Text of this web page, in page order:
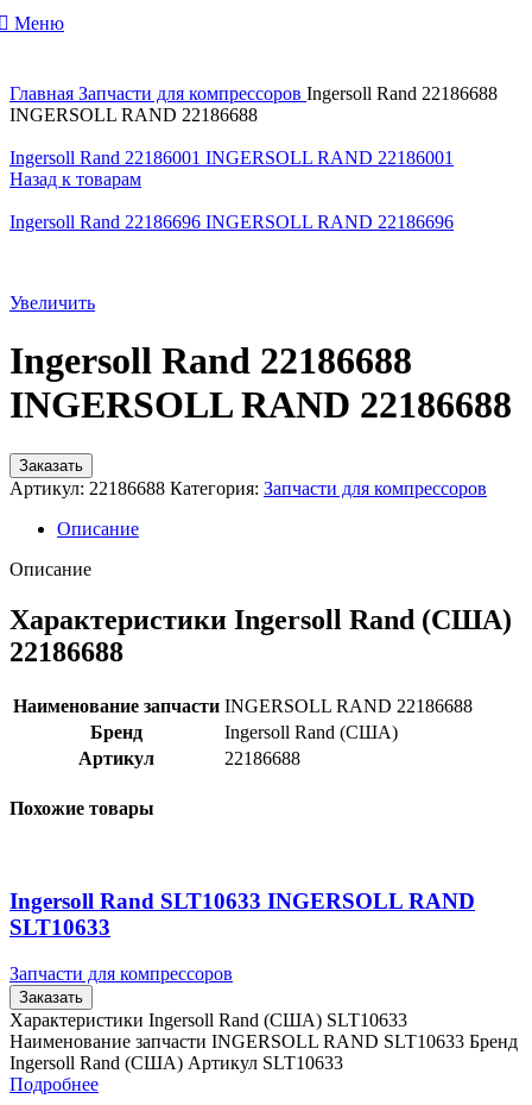
Меню
Главная Запчасти для компрессоров Ingersoll Rand 22186688
INGERSOLL RAND 22186688
Ingersoll Rand 22186001 INGERSOLL RAND 22186001
Назад к товарам
Ingersoll Rand 22186696 INGERSOLL RAND 22186696
Увеличить
Ingersoll Rand 22186688
INGERSOLL RAND 22186688
Заказать
Артикул: 22186688 Категория: Запчасти для компрессоров
Описание
Описание
Характеристики Ingersoll Rand (США)
22186688
Наименование запчасти INGERSOLL RAND 22186688
Бренд
Ingersoll Rand (США)
Артикул
22186688
Похожие товары
Ingersoll Rand SLT10633 INGERSOLL RAND
SLT10633
Запчасти для компрессоров
Заказать
Характеристики Ingersoll Rand (США) SLT10633
Наименование запчасти INGERSOLL RAND SLT10633 Бренд
Ingersoll Rand (США) Артикул SLT10633
Подробнее